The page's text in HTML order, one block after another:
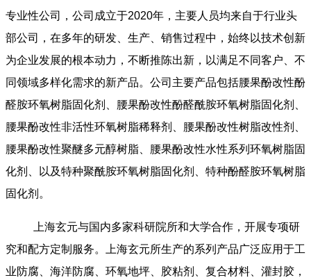
专业性公司，公司成立于2020年，主要人员均来自于行业头
部公司，在多年的研发、生产、销售过程中，始终以技术创新
为企业发展的根本动力，不断推陈出新，以满足不同客户、不
同领域多样化需求的新产品。公司主要产品包括腰果酚改性酚
醛胺环氧树脂固化剂、腰果酚改性酚醛酰胺环氧树脂固化剂、
腰果酚改性非活性环氧树脂稀释剂、腰果酚改性树脂改性剂、
腰果酚改性聚醚多元醇树脂、腰果酚改性水性系列环氧树脂固
化剂、以及特种聚酰胺环氧树脂固化剂、特种酚醛胺环氧树脂
固化剂。
上海玄元与国内多家科研院所和大学合作，开展专项研
究和配方定制服务。上海玄元所生产的系列产品广泛应用于工
业防腐、海洋防腐、环氧地坪、胶粘剂、复合材料、灌封胶，